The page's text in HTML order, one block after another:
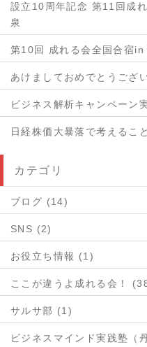
設立10周年記念 第11回成
泉
第10回 成れる会全国合宿in
あけましておめでとうござ
ビジネス解析キャンペーン
日経株価大暴落で考えること
カテゴリ
ブログ (14)
SNS (2)
お役立ち情報 (1)
ここが違うよ成れる会！
サルサ部 (1)
ビジネスマインド実践塾（